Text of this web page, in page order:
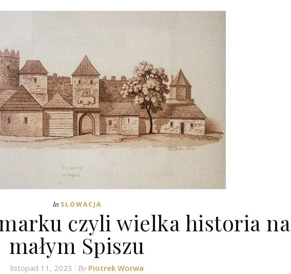
In SŁOWACJA
czyli wielka historia na
małym Spiszu
listopad 11, 2023 By Piotrek Worwa